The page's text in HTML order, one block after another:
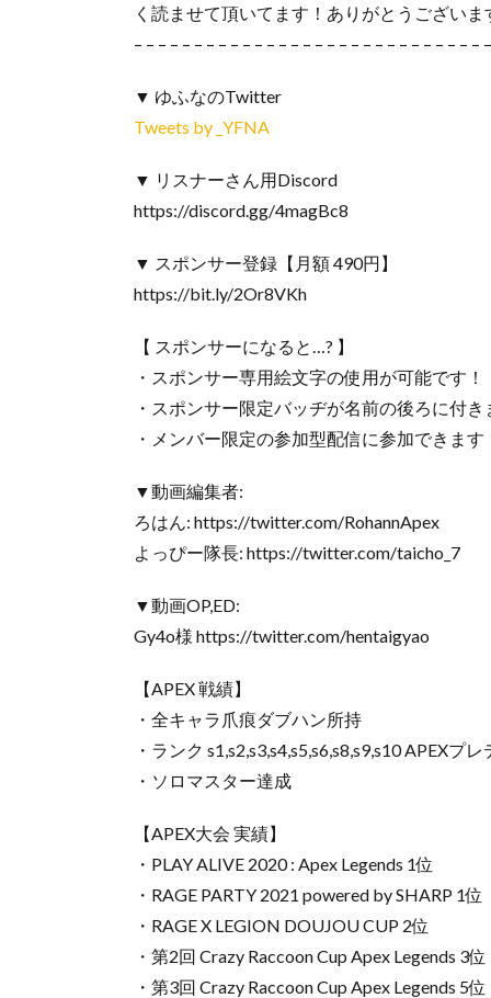
く読ませて頂いてます！ありがとうございます
– – – – – – – – – – – – – – – – – – – – – – – – – – – – –
▼ ゆふなのTwitter
Tweets by _YFNA
▼ リスナーさん用Discord
https://discord.gg/4magBc8
▼ スポンサー登録【月額 490円】
https://bit.ly/2Or8VKh
【 スポンサーになると…? 】
・スポンサー専用絵文字の使用が可能です！
・スポンサー限定バッヂが名前の後ろに付き
・メンバー限定の参加型配信に参加できます
▼動画編集者:
ろはん: https://twitter.com/RohannApex
よっぴー隊長: https://twitter.com/taicho_7
▼動画OP,ED:
Gy4o様 https://twitter.com/hentaigyao
【APEX 戦績】
・全キャラ爪痕ダブハン所持
・ランク s1,s2,s3,s4,s5,s6,s8,s9,s10 APEXプ
・ソロマスター達成
【APEX大会 実績】
・PLAY ALIVE 2020 : Apex Legends 1位
・RAGE PARTY 2021 powered by SHARP 1位
・RAGE X LEGION DOUJOU CUP 2位
・第2回 Crazy Raccoon Cup Apex Legends 3位
・第3回 Crazy Raccoon Cup Apex Legends 5位